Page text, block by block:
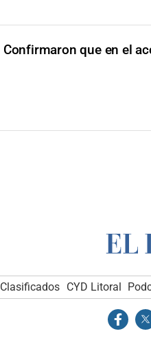
Confirmaron que en el
Clasificados CYD Litoral